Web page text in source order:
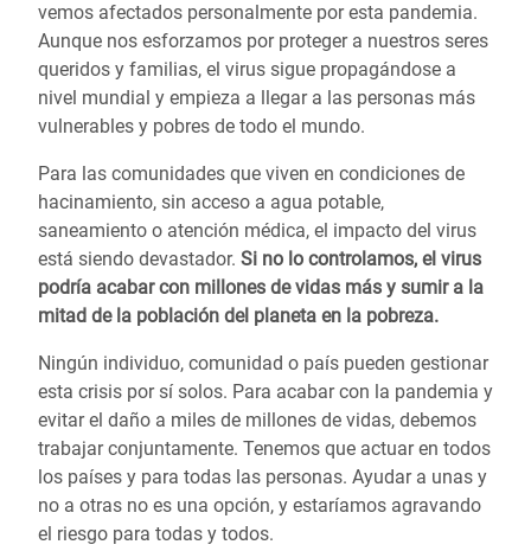
vemos afectados personalmente por esta pandemia.
Aunque nos esforzamos por proteger a nuestros seres
queridos y familias, el virus sigue propagándose a
nivel mundial y empieza a llegar a las personas más
vulnerables y pobres de todo el mundo.
Para las comunidades que viven en condiciones de
hacinamiento, sin acceso a agua potable,
saneamiento o atención médica, el impacto del virus
está siendo devastador. Si no lo controlamos, el virus
podría acabar con millones de vidas más y sumir a la
mitad de la población del planeta en la pobreza.
Ningún individuo, comunidad o país pueden gestionar
esta crisis por sí solos. Para acabar con la pandemia y
evitar el daño a miles de millones de vidas, debemos
trabajar conjuntamente. Tenemos que actuar en todos
los países y para todas las personas. Ayudar a unas y
no a otras no es una opción, y estaríamos agravando
el riesgo para todas y todos.